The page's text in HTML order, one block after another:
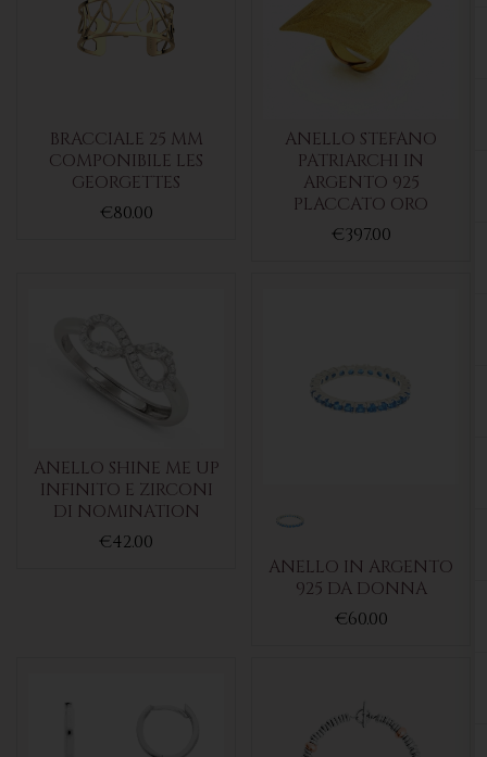
BRACCIALE 25 MM
COMPONIBILE LES
GEORGETTES
€80.00
ANELLO STEFANO
PATRIARCHI IN
ARGENTO 925
PLACCATO ORO
€397.00
ANELLO SHINE ME UP
INFINITO E ZIRCONI
DI NOMINATION
€42.00
ANELLO IN ARGENTO
925 DA DONNA
€60.00